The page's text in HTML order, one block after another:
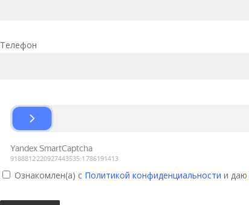
Телефон
Ознакомлен(а) с Политикой конфиденциальности и даю